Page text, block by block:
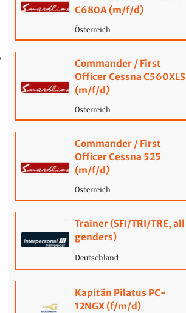
C680A (m/f/d)
Österreich
Commander / First
Officer Cessna C560XLS
(m/f/d)
Österreich
Commander / First
Officer Cessna 525
(m/f/d)
Österreich
Trainer (SFI/TRI/TRE, all
genders)
Deutschland
Kapitän Pilatus PC-
12NGX (f/m/d)